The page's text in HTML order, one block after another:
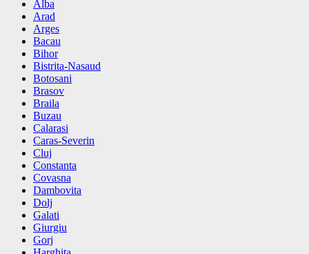
Alba
Arad
Arges
Bacau
Bihor
Bistrita-Nasaud
Botosani
Brasov
Braila
Buzau
Calarasi
Caras-Severin
Cluj
Constanta
Covasna
Dambovita
Dolj
Galati
Giurgiu
Gorj